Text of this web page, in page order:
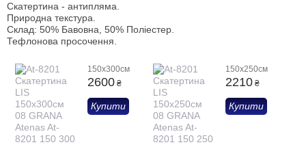
Скатертина - антипляма.
Природна текстура.
Склад: 50% Бавовна, 50% Поліестер.
Тефлонова просочення.
150x300см
2600 ₴
Купити
150x250см
2210 ₴
Купити